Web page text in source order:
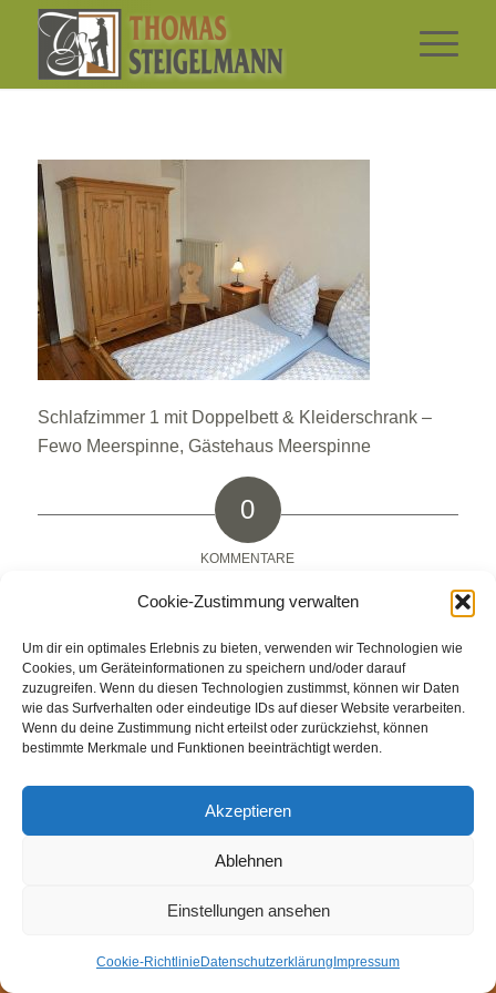
Cookie-Zustimmung verwalten
Um dir ein optimales Erlebnis zu bieten, verwenden wir Technologien wie
Cookies, um Geräteinformationen zu speichern und/oder darauf
zuzugreifen. Wenn du diesen Technologien zustimmst, können wir Daten
wie das Surfverhalten oder eindeutige IDs auf dieser Website verarbeiten.
Wenn du deine Zustimmung nicht erteilst oder zurückziehst, können
bestimmte Merkmale und Funktionen beeinträchtigt werden.
Akzeptieren
Ablehnen
Einstellungen ansehen
Cookie-Richtlinie Datenschutzerklärung Impressum
Schlafzimmer 1 mit Doppelbett & Kleiderschrank –
Fewo Meerspinne, Gästehaus Meerspinne
0
KOMMENTARE
Hinterlasse einen Kommentar
An der Diskussion beteiligen?
Hinterlasse uns deinen Kommentar!
Du musstangemeldetsein, um einen Kommentar
abzugeben.
KONTAKT Impressum Datenschutz